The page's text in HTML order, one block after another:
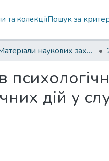
та колекціїПошук за
Матеріали наукових заходів
дій у